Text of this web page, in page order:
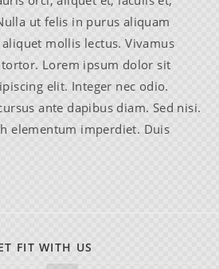
ut felis in purus aliquam
mollis lectus. Vivamus
Lorem ipsum dolor sit
elit. Integer nec odio.
ante dapibus diam. Sed nisi.
elementum imperdiet. Duis
FIT WITH US